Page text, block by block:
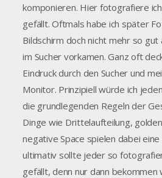
komponieren. Hier fotografiere
gefällt. Oftmals habe ich später
Bildschirm doch nicht mehr so
im Sucher vorkamen. Ganz oft
Eindruck durch den Sucher und
Monitor. Prinzipiell würde ich
die grundlegenden Regeln der
Dinge wie Drittelaufteilung,
negative Space spielen dabei
ultimativ sollte jeder so
gefällt, denn nur dann bekommen